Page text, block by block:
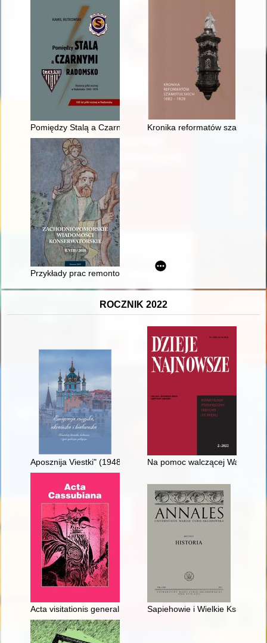
Pomiędzy Stalą a Czarnymi Radomsko : historia piłki nożnej
Kronika reformatów
Przykłady prac remontowo-konserwatorskich w kościołach o
ROCZNIK 2022
Aposznija Viestki" (1948) : pismo białoruskie w obozie DP
Na pomoc walczącej
Acta visitationis generalis Ecclesiarum Episcopatus
Sapiehowie i Wielkie Księstwo